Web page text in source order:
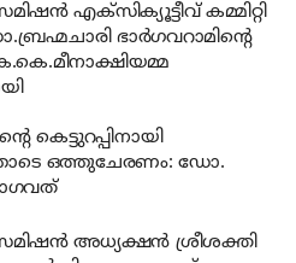
എക്‌സിക്യൂട്ടീവ് കമ്മിറ്റി
ഭാര്‍ഗവറാമിന്റെ
കെട്ടുറപ്പിനായി
ഒത്തുചേരണം: ഡോ.
അധ്യക്ഷന്‍ ശ്രീശക്തി